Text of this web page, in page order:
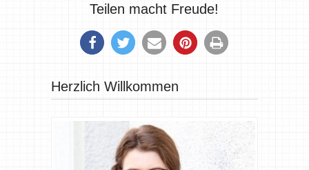
Teilen macht Freude!
Herzlich Willkommen